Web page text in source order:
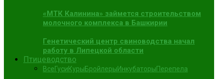
«МТК Калинина» займется строительством
молочного комплекса в Башкирии
Генетический центр свиноводства начал
работу в Липецкой области
Птицеводство
ВсеГусиКурыБройлерыИнкубаторыПерепела